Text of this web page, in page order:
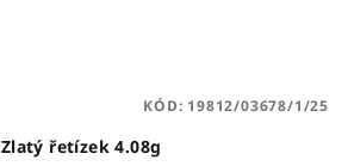
Zlatý řetízek 4.08g
KÓD: 19812/03678/1/25